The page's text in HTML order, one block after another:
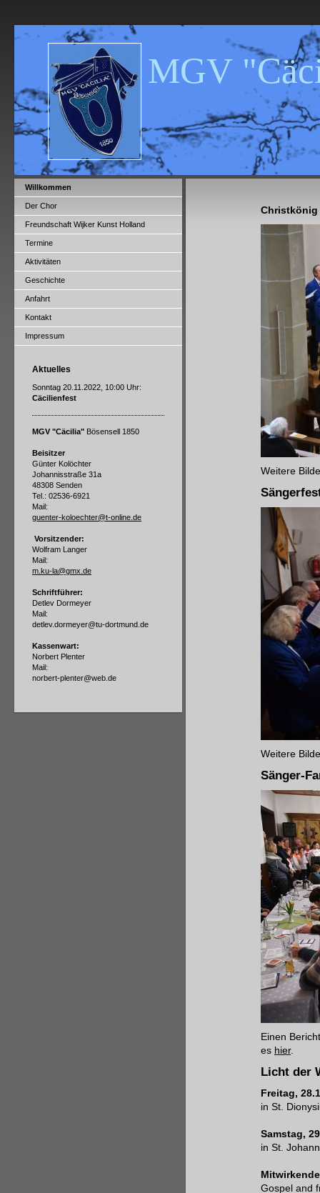
MGV
Willkommen
Der Chor
Freundschaft Wijker Kunst Holland
Termine
Aktivitäten
Geschichte
Anfahrt
Kontakt
Impressum
Aktuelles
Sonntag 20.11.2022, 10:00 Uhr:
Cäcilienfest
MGV "Cäcilia" Bösensell 1850
Beisitzer
Günter Kolöchter
Johannisstraße 31a
48308 Senden
Tel.: 02536-6921
Mail:
guenter-koloechter@t-online.de
Vorsitzender:
Wolfram Langer
Mail:
m.ku-la@gmx.de
Schriftführer:
Detlev Dormeyer
Mail:
detlev.dormeyer@tu-dortmund.de
Kassenwart:
Norbert Plenter
Mail:
norbert-plenter@web.de
Christkönig
Weitere
Weitere
Sänger-
Einen
es hier.
Licht der
Freitag,
in St.
Samstag,
in St.
Mitwirkende
Gospel and